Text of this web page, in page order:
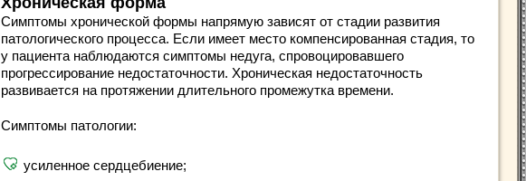
Симптомы хронической формы напрямую зависят от стадии развития
патологического процесса. Если имеет место компенсированная стадия, то
у пациента наблюдаются симптомы недуга, спровоцировавшего
прогрессирование недостаточности. Хроническая недостаточность
развивается на протяжении длительного промежутка времени.
Симптомы патологии:
усиленное сердцебиение;